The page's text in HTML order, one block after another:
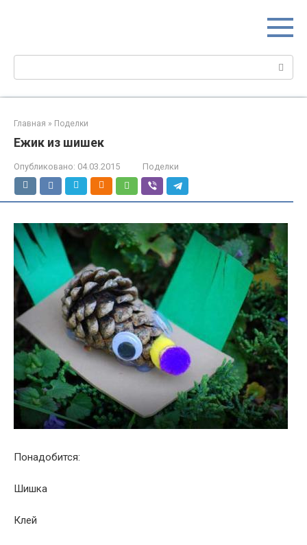
Поиск:
Главная » Поделки
Ежик из шишек
Опубликовано: 04.03.2015 Поделки
Понадобится:
Шишка
Клей